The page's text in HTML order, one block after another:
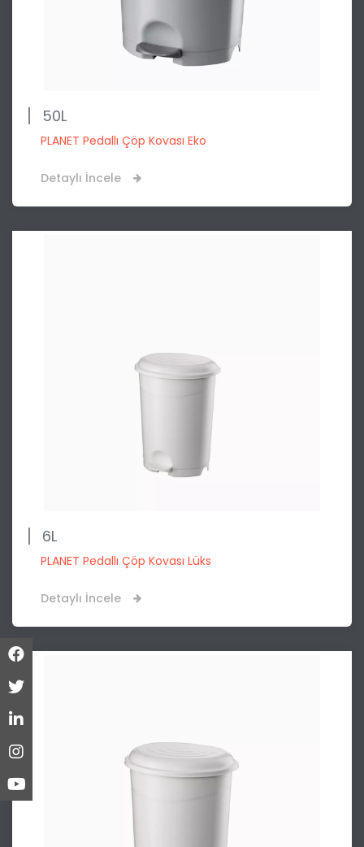
50L
PLANET Pedallı Çöp Kovası Eko
Detaylı İncele
6L
PLANET Pedallı Çöp Kovası Lüks
Detaylı İncele